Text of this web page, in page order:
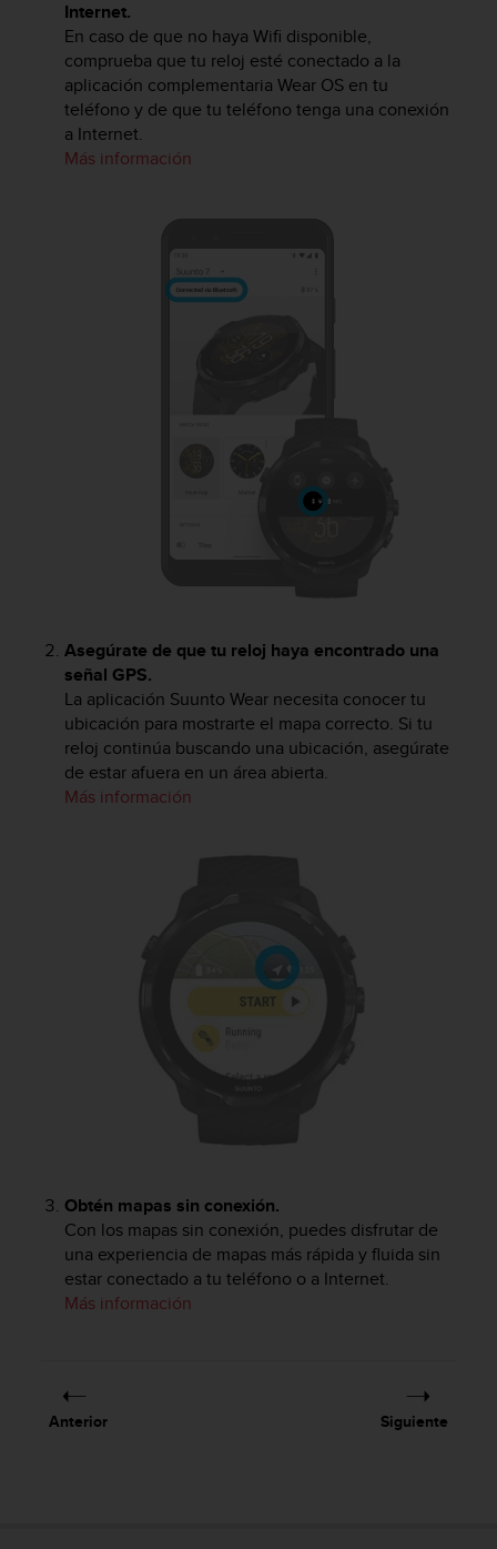
Internet.
En caso de que no haya Wifi disponible,
comprueba que tu reloj esté conectado a la
aplicación complementaria Wear OS en tu
teléfono y de que tu teléfono tenga una conexión
a Internet.
Más información
Asegúrate de que tu reloj haya encontrado una
señal GPS.
La aplicación Suunto Wear necesita conocer tu
ubicación para mostrarte el mapa correcto. Si tu
reloj continúa buscando una ubicación, asegúrate
de estar afuera en un área abierta.
Más información
Obtén mapas sin conexión.
Con los mapas sin conexión, puedes disfrutar de
una experiencia de mapas más rápida y fluida sin
estar conectado a tu teléfono o a Internet.
Más información
Anterior Siguiente